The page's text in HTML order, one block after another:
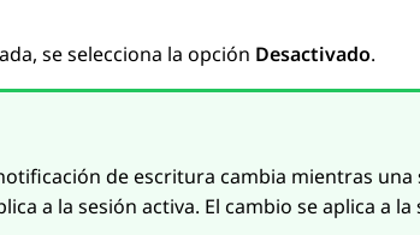
se selecciona la opción Desactivado.
de escritura cambia mientras
a la sesión activa. El cambio se aplica a